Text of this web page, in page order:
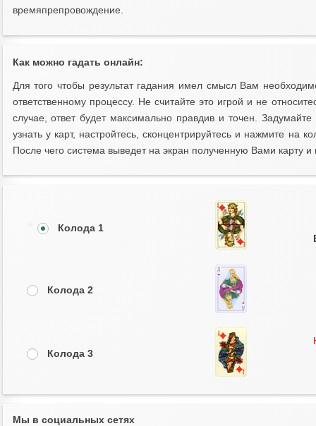
времяпрепровождение.
Как можно гадать онлайн:
Для того чтобы результат гадания имел смысл Вам
ответственному процессу. Не считайте это игрой и не
случае, ответ будет максимально правдив и точен.
узнать у карт, настройтесь, сконцентрируйтесь и нажмите на
После чего система выведет на экран полученную Вами карту и
Колода 1
Колода 2
Колода 3
Мы в социальных сетях